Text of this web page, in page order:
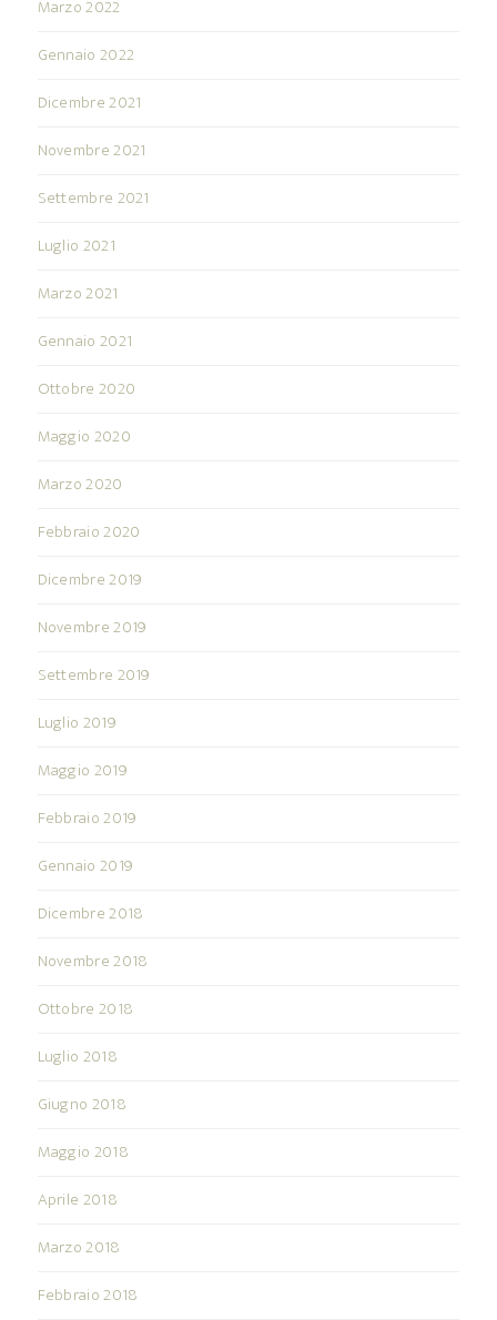
Marzo 2022
Gennaio 2022
Dicembre 2021
Novembre 2021
Settembre 2021
Luglio 2021
Marzo 2021
Gennaio 2021
Ottobre 2020
Maggio 2020
Marzo 2020
Febbraio 2020
Dicembre 2019
Novembre 2019
Settembre 2019
Luglio 2019
Maggio 2019
Febbraio 2019
Gennaio 2019
Dicembre 2018
Novembre 2018
Ottobre 2018
Luglio 2018
Giugno 2018
Maggio 2018
Aprile 2018
Marzo 2018
Febbraio 2018